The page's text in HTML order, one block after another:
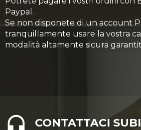
Paypal.
Se non disponete di un account
tranquillamente usare la vostra
modalità altamente sicura
CONTATTACI